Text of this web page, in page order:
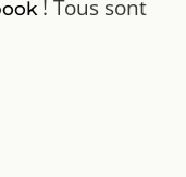
! Tous sont